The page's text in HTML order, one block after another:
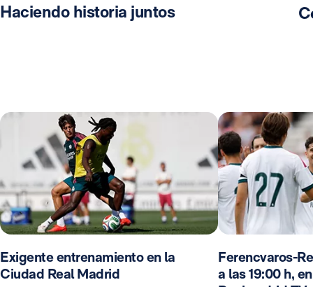
Haciendo historia juntos
Exigente entrenamiento en la
Ciudad Real Madrid
Ferencvaros-
a las 19:00 h,